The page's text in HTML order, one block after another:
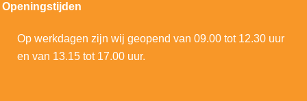
Openingstijden
Op werkdagen zijn wij geopend van 09.00 tot 12.30 uur
en van 13.15 tot 17.00 uur.